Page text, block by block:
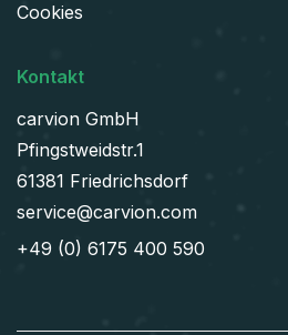
Cookies
Kontakt
carvion GmbH
Pfingstweidstr.1
61381 Friedrichsdorf
service@carvion.com
+49 (0) 6175 400 590